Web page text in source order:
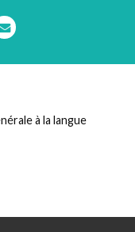
à la langue